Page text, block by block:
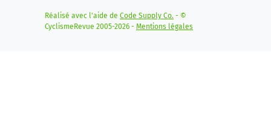
Réalisé avec l'aide de Code Supply Co. - ©
CyclismeRevue 2005-2026 - Mentions légales